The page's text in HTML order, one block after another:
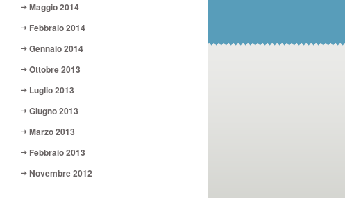
Maggio 2014
Febbraio 2014
Gennaio 2014
Ottobre 2013
Luglio 2013
Giugno 2013
Marzo 2013
Febbraio 2013
Novembre 2012